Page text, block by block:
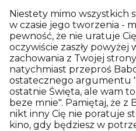
Niestety mimo wszystkich
w czasie jego tworzenia -
pewność, że nie uratuje
oczywiście zaszły
zachowania z Twojej
natychmiast przeproś
ostatecznego argumentu
ostatnie Święta, ale wam
beze mnie". Pamiętaj, że z
nikt inny Cię nie poratuje
kino, gdy będziesz w